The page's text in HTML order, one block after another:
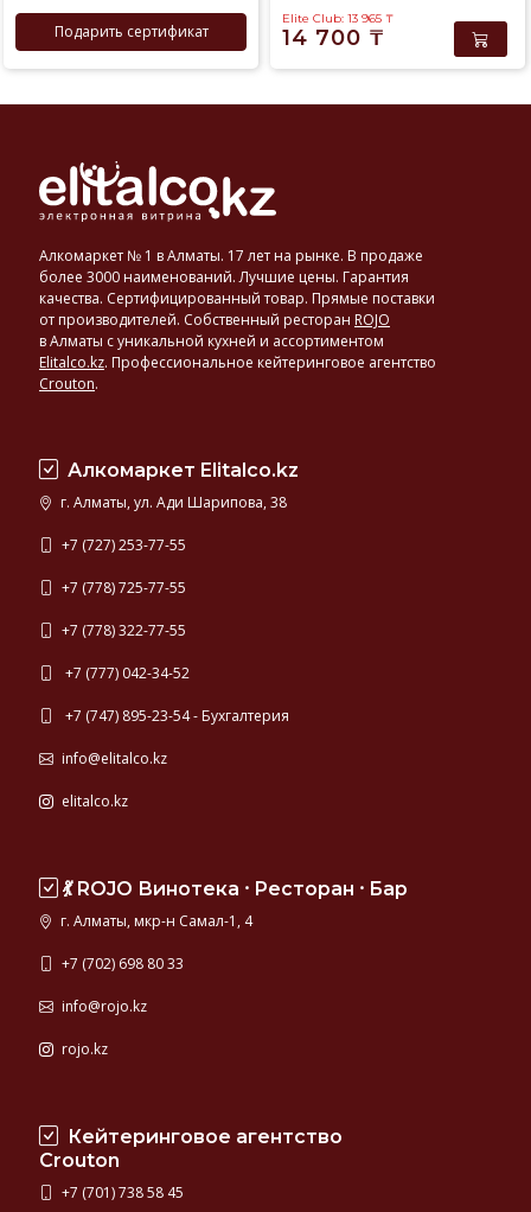
Подарить сертификат
Elite Club: 13 965 ₸
14 700 ₸
Алкомаркет № 1 в Алматы. 17 лет на рынке. В продаже
более 3000 наименований. Лучшие цены. Гарантия
качества. Сертифицированный товар. Прямые поставки
от производителей. Собственный ресторан ROJO
в Алматы с уникальной кухней и ассортиментом
Elitalco.kz. Профессиональное кейтеринговое агентство
Crouton.
Алкомаркет Elitalco.kz
г. Алматы, ул. Ади Шарипова, 38
+7 (727) 253-77-55
+7 (778) 725-77-55
+7 (778) 322-77-55
+7 (777) 042-34-52
+7 (747) 895-23-54 - Бухгалтерия
info@elitalco.kz
elitalco.kz
💃 ROJO Винотека ⸱ Ресторан ⸱ Бар
г. Алматы, мкр-н Самал-1, 4
+7 (702) 698 80 33
info@rojo.kz
rojo.kz
Кейтеринговое агентство
Crouton
+7 (701) 738 58 45